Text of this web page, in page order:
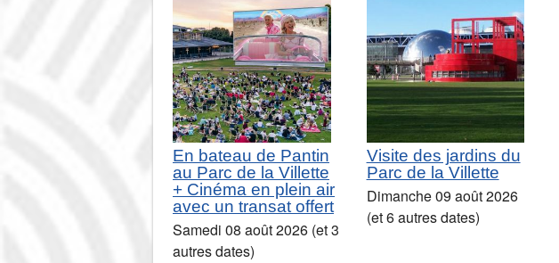
En bateau de Pantin
au Parc de la Villette
+ Cinéma en plein air
avec un transat offert
Samedi 08 août 2026 (et 3
autres dates)
Visite des jardins du
Parc de la Villette
Dimanche 09 août 2026
(et 6 autres dates)